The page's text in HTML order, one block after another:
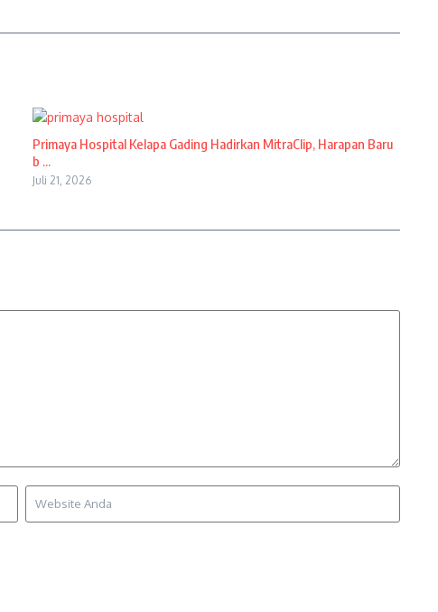
Primaya Hospital Kelapa Gading Hadirkan MitraClip, Harapan Baru
b ...
Juli 21, 2026